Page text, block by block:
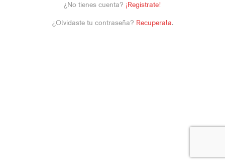
¿No tienes cuenta? ¡Registrate!
¿Olvidaste tu contraseña? Recuperala.